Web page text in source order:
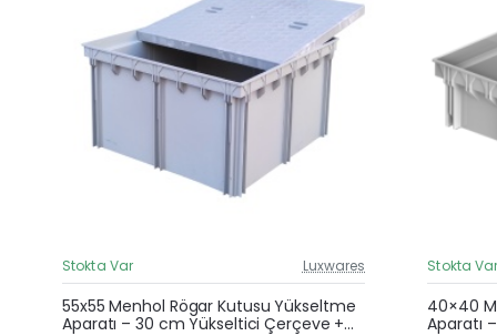
Güncel Fiyat
Yeni Ürün
Stokta Var Luxwares
55x55 Menhol Rögar Kutusu Yükseltme
Aparatı – 30 cm Yükseltici Çerçeve +
Stokta Var
40×40
Aparatı